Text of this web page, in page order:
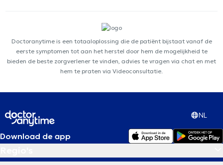
Doctoranytime is een totaaloplossing die de patiënt bijstaat vanaf de
eerste symptomen tot aan het herstel door hem de mogelijkheid te
bieden de beste zorgverlener te vinden, advies te vragen via chat en met
hem te praten via Videoconsultatie.
NL
Download de app